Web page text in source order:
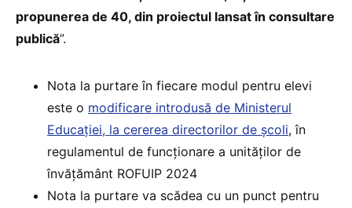
propunerea de 40, din proiectul lansat în consultare
publică”.
Nota la purtare în fiecare modul pentru elevi
este o modificare introdusă de Ministerul
Educației, la cererea directorilor de școli, în
regulamentul de funcționare a unităților de
învățământ ROFUIP 2024
Nota la purtare va scădea cu un punct pentru